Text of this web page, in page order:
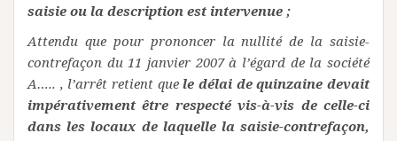
saisie ou la description est intervenue ;
Attendu que pour prononcer la nullité de la saisie-
contrefaçon du 11 janvier 2007 à l’égard de la société
A….. , l’arrêt retient quele délai de quinzaine devait
impérativement être respecté vis-à-vis de celle-ci
dans les locaux de laquelle la saisie-contrefaçon,